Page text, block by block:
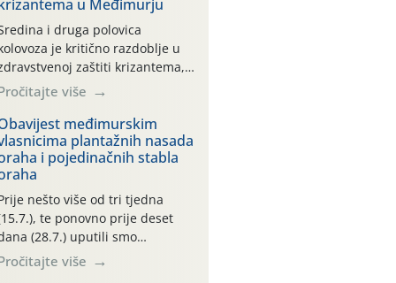
u Međimurju
i druga polovica
je kritično razdoblje u
zaštiti krizantema,
prije zamračivanja u proteklom
smo mjesecu tri puta upućivali
o preventivnim
zaštite krizantema od
uzročnika bolesti,
i fito-fagnih grinja (23.7.,
06.7.)! Na početku ovog
je zabilježeno je
i ekstremno vruće
razdoblje, uz
temperature […]
više
međimurskim
plantažnih nasada
i pojedinačnih stabla
nešto više od tri tjedna
te ponovno prije deset
(28.7.) uputili smo
vlasnicima plantažnih
nasada oraha i pojedinačnih
više